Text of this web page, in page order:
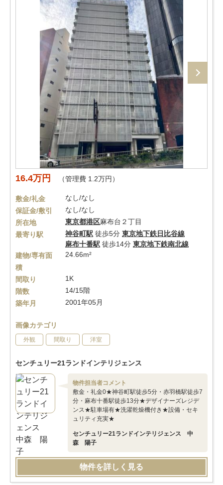
16.4万円 （管理費 1.2万円）
敷金/礼金
なし/なし
保証金/敷引
なし/なし
所在地
東京都港区麻布台２丁目
最寄り駅
神谷町駅 徒歩5分 東京地下鉄日比谷線
麻布十番駅 徒歩14分 東京地下鉄南北線
建物/専有面
積
24.66m²
間取り
1K
階数
14/15階
築年月
2001年05月
画像カテゴリ
外観 間取り 洋室
センチュリー21ランドインテリジェンス
物件担当者コメント
敷金・礼金0★神谷町駅徒歩5分・赤羽橋駅徒歩7
分・麻布十番駅徒歩13分★デザイナーズレジデ
ンス★駐車場有★洗濯乾燥機付き★設備・セキ
ュリティ充実★
センチュリー21ランドインテリジェンス 中
森 陽子
物件を詳しく見る